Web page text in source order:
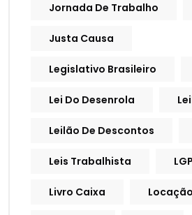
Jornada De Trabalho
Justa Causa
Legislativo Brasileiro
Lei Do Desenrola
Leilão De Descontos
Leis Trabalhista
Livro Caixa